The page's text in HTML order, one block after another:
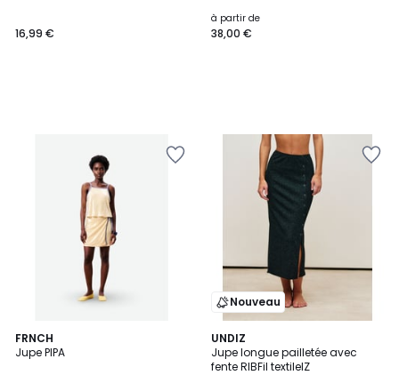
16,99 €
à partir de
38,00 €
FRNCH
Jupe PIPA
Nouveau
UNDIZ
Jupe longue pailletée avec
fente RIBFil textileIZ